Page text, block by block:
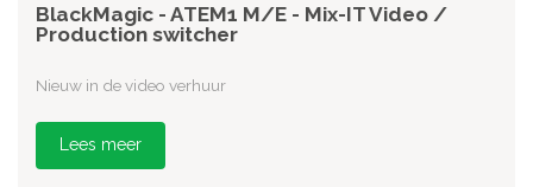
BlackMagic - ATEM1 M/E - Mix-IT Video /
Production switcher
Nieuw in de video verhuur
Lees meer